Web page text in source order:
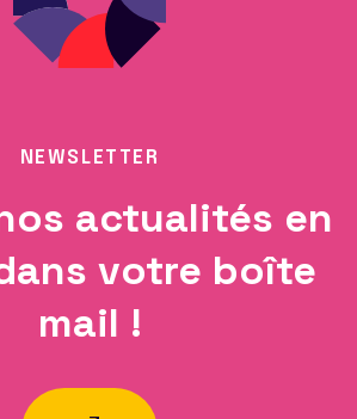
NEWSLETTER
actualités en
votre boîte
mail !